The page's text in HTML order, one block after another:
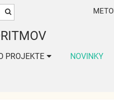
PROJEKTE NOVINKY